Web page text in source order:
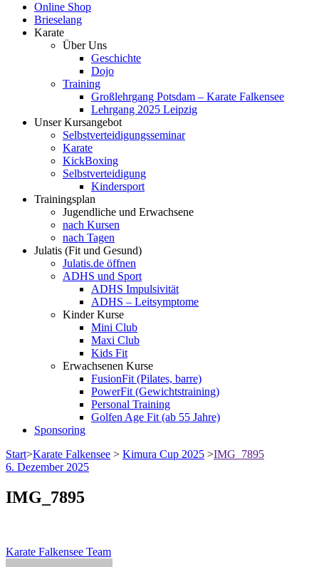
Online Shop
Brieselang
Karate
Über Uns
Geschichte
Dojo
Training
Großlehrgang Potsdam – Karate Falkensee
Lehrgang 2025 Leipzig
Unser Kursangebot
Selbstverteidigungsseminar
Karate
KickBoxing
Selbstverteidigung
Kindersport
Trainingsplan
Jugendliche und Erwachsene
nach Kursen
nach Tagen
Julatis (Fit und Gesund)
Julatis.de öffnen
ADHS und Sport
ADHS Impulsivität
ADHS – Leitsymptome
Kinder Kurse
Mini Club
Maxi Club
Kids Fit
Erwachsenen Kurse
FusionFit (Pilates, barre)
PowerFit (Gewichtstraining)
Personal Training
Golfen Age Fit (ab 55 Jahre)
Sponsoring
Start>Karate Falkensee > Kimura Cup 2025 >IMG_7895
6. Dezember 2025
IMG_7895
Karate Falkensee Team